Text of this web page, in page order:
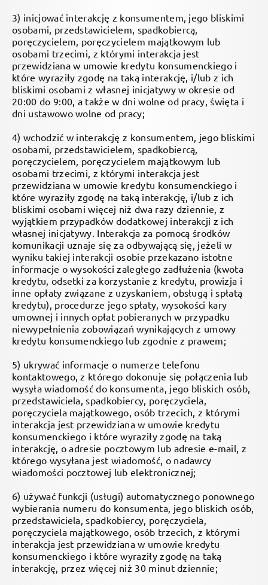
3) inicjować interakcję z konsumentem, jego bliskimi
osobami, przedstawicielem, spadkobiercą,
poręczycielem, poręczycielem majątkowym lub
osobami trzecimi, z którymi interakcja jest
przewidziana w umowie kredytu konsumenckiego i
które wyraziły zgodę na taką interakcję, i/lub z ich
bliskimi osobami z własnej inicjatywy w okresie od
20:00 do 9:00, a także w dni wolne od pracy, święta i
dni ustawowo wolne od pracy;
4) wchodzić w interakcję z konsumentem, jego bliskimi
osobami, przedstawicielem, spadkobiercą,
poręczycielem, poręczycielem majątkowym lub
osobami trzecimi, z którymi interakcja jest
przewidziana w umowie kredytu konsumenckiego i
które wyraziły zgodę na taką interakcję, i/lub z ich
bliskimi osobami więcej niż dwa razy dziennie, z
wyjątkiem przypadków dodatkowej interakcji z ich
własnej inicjatywy. Interakcja za pomocą środków
komunikacji uznaje się za odbywającą się, jeżeli w
wyniku takiej interakcji osobie przekazano istotne
informacje o wysokości zaległego zadłużenia (kwota
kredytu, odsetki za korzystanie z kredytu, prowizja i
inne opłaty związane z uzyskaniem, obsługą i spłatą
kredytu), procedurze jego spłaty, wysokości kary
umownej i innych opłat pobieranych w przypadku
niewypełnienia zobowiązań wynikających z umowy
kredytu konsumenckiego lub zgodnie z prawem;
5) ukrywać informacje o numerze telefonu
kontaktowego, z którego dokonuje się połączenia lub
wysyła wiadomość do konsumenta, jego bliskich osób,
przedstawiciela, spadkobiercy, poręczyciela,
poręczyciela majątkowego, osób trzecich, z którymi
interakcja jest przewidziana w umowie kredytu
konsumenckiego i które wyraziły zgodę na taką
interakcję, o adresie pocztowym lub adresie e-mail, z
którego wysyłana jest wiadomość, o nadawcy
wiadomości pocztowej lub elektronicznej;
6) używać funkcji (usługi) automatycznego ponownego
wybierania numeru do konsumenta, jego bliskich osób,
przedstawiciela, spadkobiercy, poręczyciela,
poręczyciela majątkowego, osób trzecich, z którymi
interakcja jest przewidziana w umowie kredytu
konsumenckiego i które wyraziły zgodę na taką
interakcję, przez więcej niż 30 minut dziennie;